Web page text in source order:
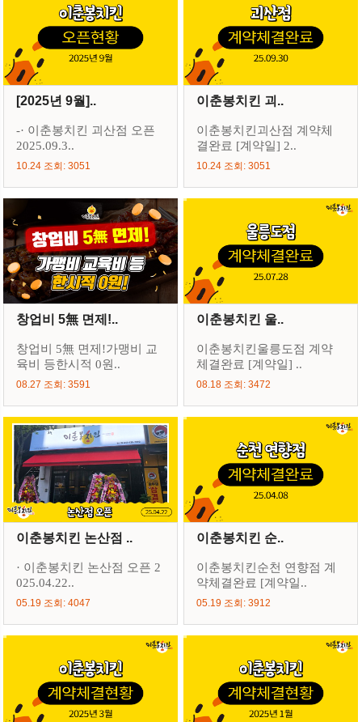
[2025년 9월]..
-· 이춘봉치킨 괴산점 오픈
2025.09.3..
10.24 조회: 3051
이춘봉치킨 괴..
이춘봉치킨괴산점 계약체
결완료 [계약일] 2..
10.24 조회: 3051
창업비 5無 면제!..
창업비 5無 면제!가맹비 교
육비 등한시적 0원..
08.27 조회: 3591
이춘봉치킨 울..
이춘봉치킨울릉도점 계약
체결완료 [계약일] ..
08.18 조회: 3472
이춘봉치킨 논산점 ..
· 이춘봉치킨 논산점 오픈 2
025.04.22..
05.19 조회: 4047
이춘봉치킨 순..
이춘봉치킨순천 연향점 계
약체결완료 [계약일..
05.19 조회: 3912